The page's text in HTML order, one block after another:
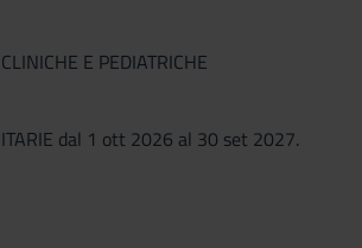
E PEDIATRICHE
dal 1 ott 2026 al 30 set 2027.